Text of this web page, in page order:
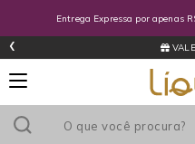
Entrega Expressa por apenas
‹